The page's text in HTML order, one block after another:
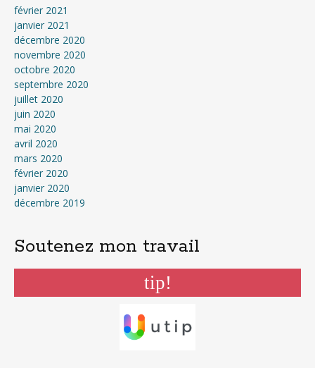
février 2021
janvier 2021
décembre 2020
novembre 2020
octobre 2020
septembre 2020
juillet 2020
juin 2020
mai 2020
avril 2020
mars 2020
février 2020
janvier 2020
décembre 2019
Soutenez mon travail
tip!